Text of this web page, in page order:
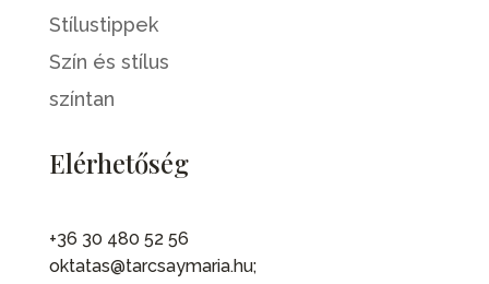
Stílustippek
Szín és stílus
színtan
Elérhetőség
+36 30 480 52 56
oktatas@tarcsaymaria.hu;